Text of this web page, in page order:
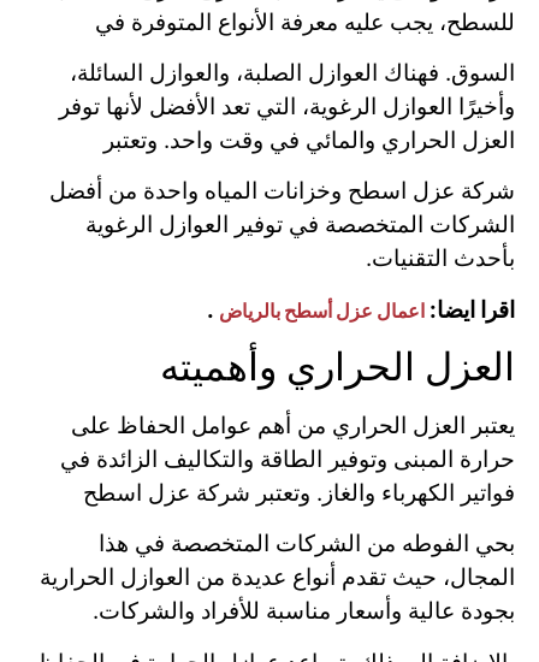
للسطح، يجب عليه معرفة الأنواع المتوفرة في
السوق. فهناك العوازل الصلبة، والعوازل السائلة،
وأخيرًا العوازل الرغوية، التي تعد الأفضل لأنها توفر
العزل الحراري والمائي في وقت واحد. وتعتبر
شركة عزل اسطح وخزانات المياه واحدة من أفضل
الشركات المتخصصة في توفير العوازل الرغوية
بأحدث التقنيات.
اقرا ايضا: اعمال عزل أسطح بالرياض .
العزل الحراري وأهميته
يعتبر العزل الحراري من أهم عوامل الحفاظ على
حرارة المبنى وتوفير الطاقة والتكاليف الزائدة في
فواتير الكهرباء والغاز. وتعتبر شركة عزل اسطح
بحي الفوطه من الشركات المتخصصة في هذا
المجال، حيث تقدم أنواع عديدة من العوازل الحرارية
بجودة عالية وأسعار مناسبة للأفراد والشركات.